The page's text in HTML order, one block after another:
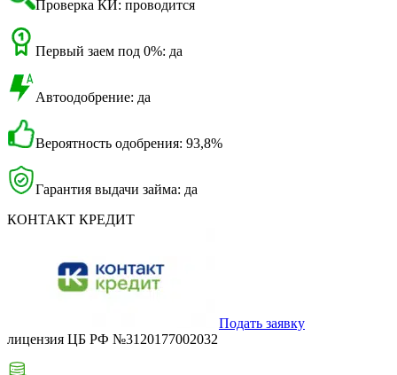
Проверка КИ: проводится
Первый заем под 0%: да
Автоодобрение: да
Вероятность одобрения: 93,8%
Гарантия выдачи займа: да
КОНТАКТ КРЕДИТ
Подать заявку
лицензия ЦБ РФ №3120177002032